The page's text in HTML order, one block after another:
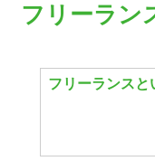
フリーラン
フリーランスと